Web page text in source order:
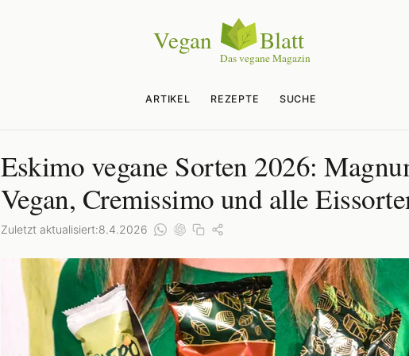
ARTIKEL REZEPTE SUCHE
Eskimo vegane Sorten 2026:
Vegan, Cremissimo und alle
Zuletzt aktualisiert:8.4.2026